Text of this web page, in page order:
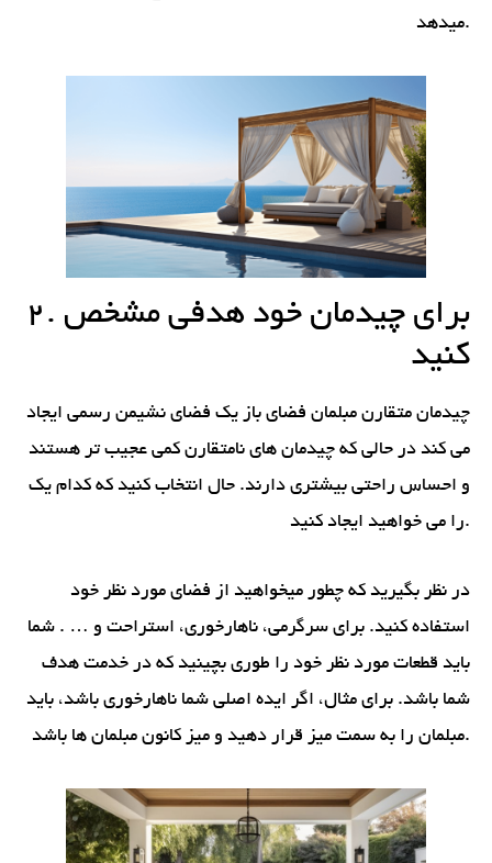
میدهد.
2. برای چیدمان خود هدفی مشخص
کنید
چیدمان متقارن مبلمان فضای باز یک فضای نشیمن رسمی ایجاد
می کند در حالی که چیدمان های نامتقارن کمی عجیب تر هستند
و احساس راحتی بیشتری دارند. حال انتخاب کنید که کدام یک
را می خواهید ایجاد کنید.
در نظر بگیرید که چطور میخواهید از فضای مورد نظر خود
استفاده کنید. برای سرگرمی، ناهارخوری، استراحت و … . شما
باید قطعات مورد نظر خود را طوری بچینید که در خدمت هدف
شما باشد. برای مثال، اگر ایده اصلی شما ناهارخوری باشد، باید
مبلمان را به سمت میز قرار دهید و میز کانون مبلمان ها باشد.